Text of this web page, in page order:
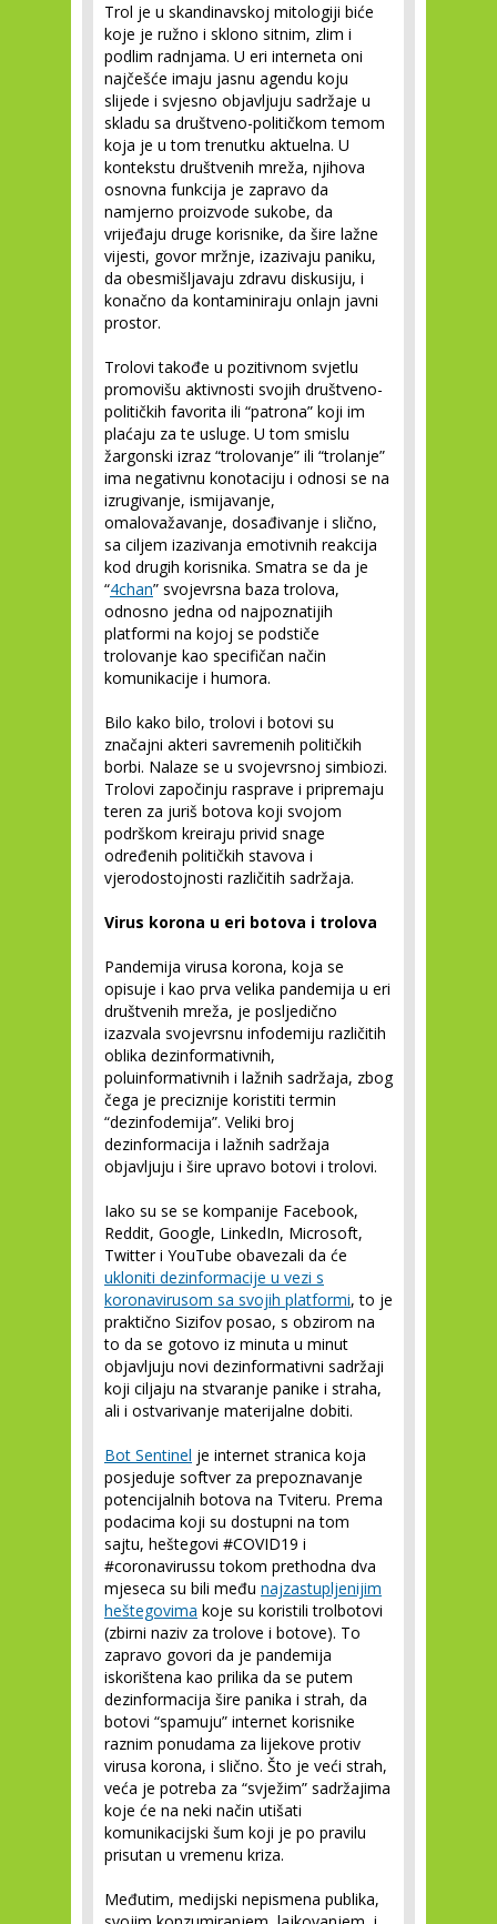
Trol je u skandinavskoj mitologiji biće
koje je ružno i sklono sitnim, zlim i
podlim radnjama. U eri interneta oni
najčešće imaju jasnu agendu koju
slijede i svjesno objavljuju sadržaje u
skladu sa društveno-političkom temom
koja je u tom trenutku aktuelna. U
kontekstu društvenih mreža, njihova
osnovna funkcija je zapravo da
namjerno proizvode sukobe, da
vrijeđaju druge korisnike, da šire lažne
vijesti, govor mržnje, izazivaju paniku,
da obesmišljavaju zdravu diskusiju, i
konačno da kontaminiraju onlajn javni
prostor.
Trolovi takođe u pozitivnom svjetlu
promovišu aktivnosti svojih društveno-
političkih favorita ili “patrona” koji im
plaćaju za te usluge. U tom smislu
žargonski izraz “trolovanje” ili “trolanje”
ima negativnu konotaciju i odnosi se na
izrugivanje, ismijavanje,
omalovažavanje, dosađivanje i slično,
sa ciljem izazivanja emotivnih reakcija
kod drugih korisnika. Smatra se da je
“4chan” svojevrsna baza trolova,
odnosno jedna od najpoznatijih
platformi na kojoj se podstiče
trolovanje kao specifičan način
komunikacije i humora.
Bilo kako bilo, trolovi i botovi su
značajni akteri savremenih političkih
borbi. Nalaze se u svojevrsnoj simbiozi.
Trolovi započinju rasprave i pripremaju
teren za juriš botova koji svojom
podrškom kreiraju privid snage
određenih političkih stavova i
vjerodostojnosti različitih sadržaja.
Virus korona u eri botova i trolova
Pandemija virusa korona, koja se
opisuje i kao prva velika pandemija u eri
društvenih mreža, je posljedično
izazvala svojevrsnu infodemiju različitih
oblika dezinformativnih,
poluinformativnih i lažnih sadržaja, zbog
čega je preciznije koristiti termin
“dezinfodemija”. Veliki broj
dezinformacija i lažnih sadržaja
objavljuju i šire upravo botovi i trolovi.
Iako su se se kompanije Facebook,
Reddit, Google, LinkedIn, Microsoft,
Twitter i YouTube obavezali da će
ukloniti dezinformacije u vezi s
koronavirusom sa svojih platformi, to je
praktično Sizifov posao, s obzirom na
to da se gotovo iz minuta u minut
objavljuju novi dezinformativni sadržaji
koji ciljaju na stvaranje panike i straha,
ali i ostvarivanje materijalne dobiti.
Bot Sentinel je internet stranica koja
posjeduje softver za prepoznavanje
potencijalnih botova na Tviteru. Prema
podacima koji su dostupni na tom
sajtu, heštegovi #COVID19 i
#coronavirussu tokom prethodna dva
mjeseca su bili među najzastupljenijim
heštegovima koje su koristili trolbotovi
(zbirni naziv za trolove i botove). To
zapravo govori da je pandemija
iskorištena kao prilika da se putem
dezinformacija šire panika i strah, da
botovi “spamuju” internet korisnike
raznim ponudama za lijekove protiv
virusa korona, i slično. Što je veći strah,
veća je potreba za “svježim” sadržajima
koje će na neki način utišati
komunikacijski šum koji je po pravilu
prisutan u vremenu kriza.
Međutim, medijski nepismena publika,